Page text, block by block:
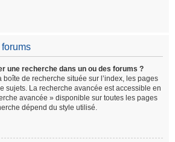
une recherche dans un ou des forums ?
de recherche située sur l’index, les pages
sujets. La recherche avancée est accessible en
avancée » disponible sur toutes les pages
dépend du style utilisé.